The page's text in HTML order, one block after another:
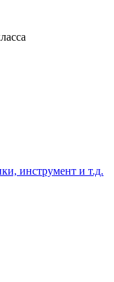
инструмент и т.д.